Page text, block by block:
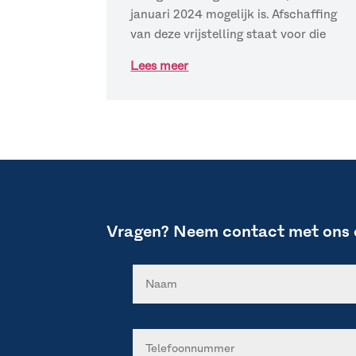
januari 2024 mogelijk is. Afschaffing
van deze vrijstelling staat voor die
Lees meer
Vragen? Neem contact met ons